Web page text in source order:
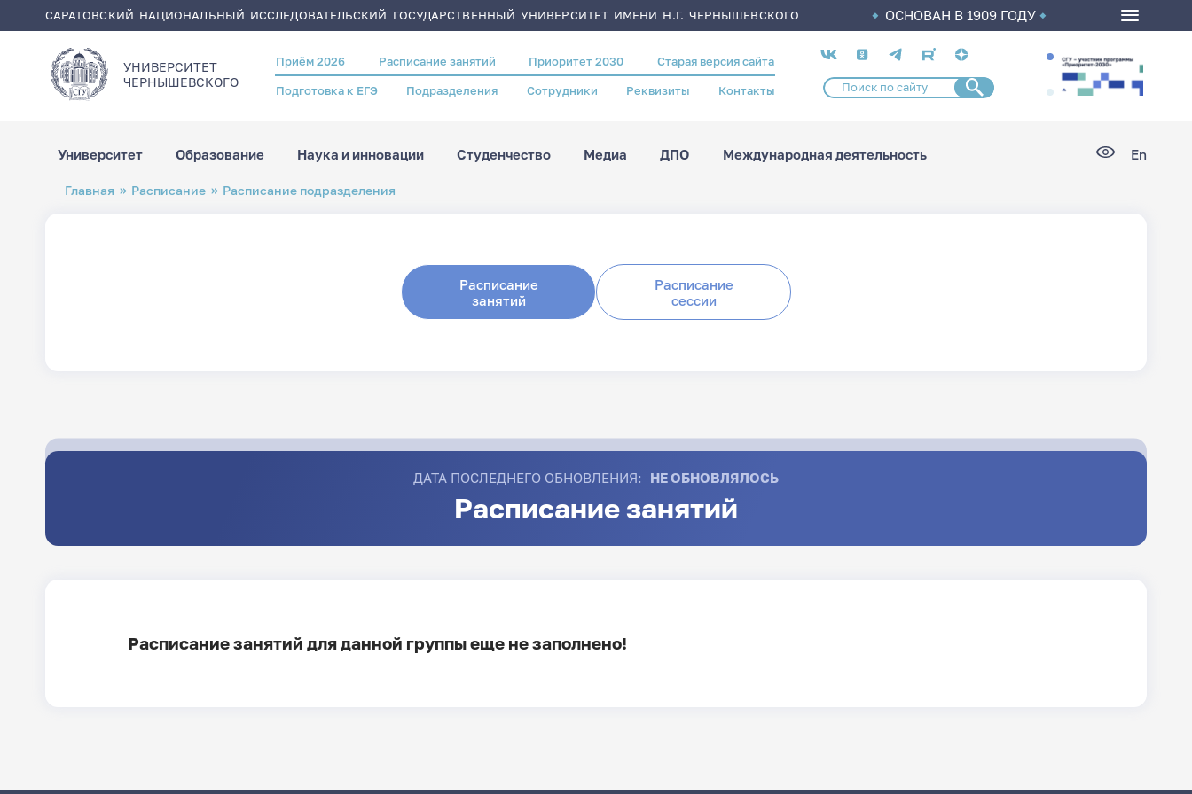
САРАТОВСКИЙ НАЦИОНАЛЬНЫЙ ИССЛЕДОВАТЕЛЬСКИЙ ГОСУДАРСТВЕННЫЙ УНИВЕРСИТЕТ ИМЕНИ Н.Г. ЧЕРНЫШЕВСКОГО ОСНОВАН В 1909 ГОДУ
УНИВЕРСИТЕТ
ЧЕРНЫШЕВСКОГO
Header
menu
Приём 2026 Расписание занятий Приоритет 2030 Старая версия сайта
Подготовка к ЕГЭ Подразделения Сотрудники Реквизиты Контакты
Социальные
сети
Университет Образование Наука и инновации Студенчество Медиа ДПО Международная деятельность En
Строка
навигации
Главная Расписание Расписание подразделения
Расписание
занятий
Расписание
сессии
ДАТА ПОСЛЕДНЕГО ОБНОВЛЕНИЯ: НЕ ОБНОВЛЯЛОСЬ
Расписание занятий
Расписание занятий для данной группы еще не заполнено!